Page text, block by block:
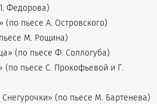
Федорова)
(по пьесе А. Островского)
М. Рощина)
(по пьесе Ф. Соллогуба)
(по пьесе С. Прокофьевой и Г.
(по пьесе М. Бартенева)